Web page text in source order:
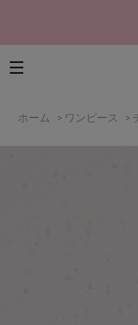
ホーム > ワンピース >